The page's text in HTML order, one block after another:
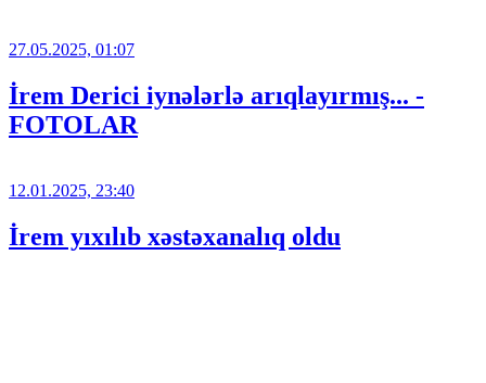
27.05.2025, 01:07
İrem Derici iynələrlə arıqlayırmış... -
FOTOLAR
12.01.2025, 23:40
İrem yıxılıb xəstəxanalıq oldu